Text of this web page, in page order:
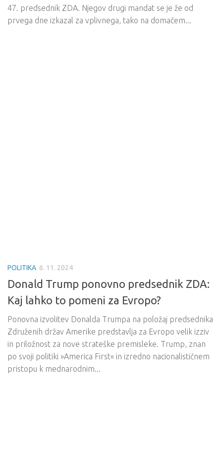
47. predsednik ZDA. Njegov drugi mandat se je že od
prvega dne izkazal za vplivnega, tako na domačem...
POLITIKA 6. 11. 2024
Donald Trump ponovno predsednik ZDA:
Kaj lahko to pomeni za Evropo?
Ponovna izvolitev Donalda Trumpa na položaj predsednika
Združenih držav Amerike predstavlja za Evropo velik izziv
in priložnost za nove strateške premisleke. Trump, znan
po svoji politiki »America First« in izredno nacionalističnem
pristopu k mednarodnim...